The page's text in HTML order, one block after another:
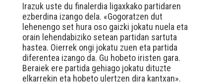
Irazuk uste du finalerdia ligaxkako partidaren
ezberdina izango dela. «Gogoratzen dut
lehenengo set hura oso gaizki jokatu nuela eta
orain lehendabiziko setean partidan sartuta
hastea. Oierrek ongi jokatu zuen eta partida
diferentea izango da. Gu hobeto iristen gara.
Beraiek ere partida gehiago jokatu dituzte
elkarrekin eta hobeto ulertzen dira kantxan».